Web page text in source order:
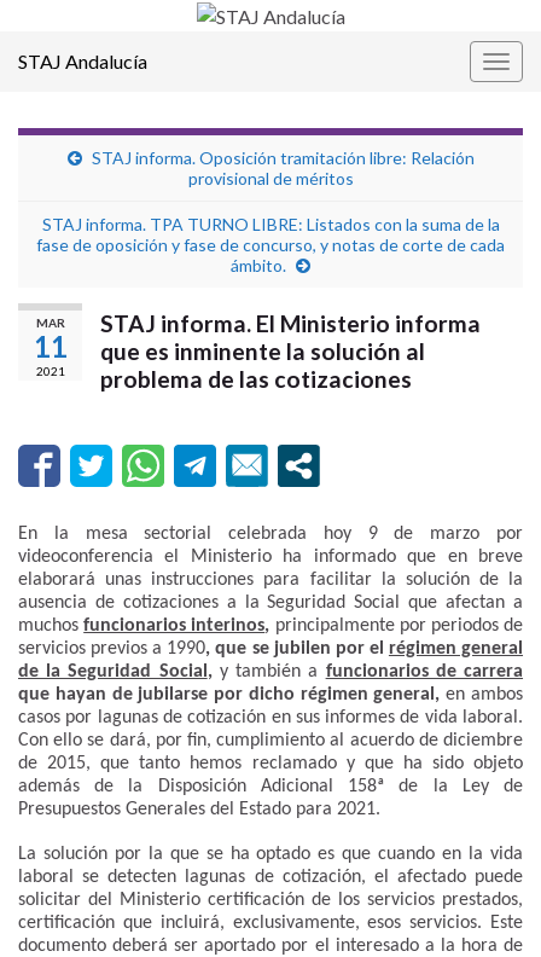
STAJ Andalucía
STAJ informa. Oposición tramitación libre: Relación
provisional de méritos
STAJ informa. TPA TURNO LIBRE: Listados con la suma de la
fase de oposición y fase de concurso, y notas de corte de cada
ámbito.
MAR
11
2021
STAJ informa. El Ministerio informa
que es inminente la solución al
problema de las cotizaciones
En la mesa sectorial celebrada hoy 9 de marzo por
videoconferencia el Ministerio ha informado que en breve
elaborará unas instrucciones para facilitar la solución de la
ausencia de cotizaciones a la Seguridad Social que afectan a
muchosfuncionarios interinos, principalmente por periodos de
servicios previos a 1990, que se jubilen por el régimen general
de la Seguridad Social , y también a funcionarios de carrera
que hayan de jubilarse por dicho régimen general,en ambos
casos por lagunas de cotización en sus informes de vida laboral.
Con ello se dará, por fin, cumplimiento al acuerdo de diciembre
de 2015, que tanto hemos reclamado y que ha sido objeto
además de la Disposición Adicional 158ª de la Ley de
Presupuestos Generales del Estado para 2021.
La solución por la que se ha optado es que cuando en la vida
laboral se detecten lagunas de cotización, el afectado puede
solicitar del Ministerio certificación de los servicios prestados,
certificación que incluirá, exclusivamente, esos servicios. Este
documento deberá ser aportado por el interesado a la hora de